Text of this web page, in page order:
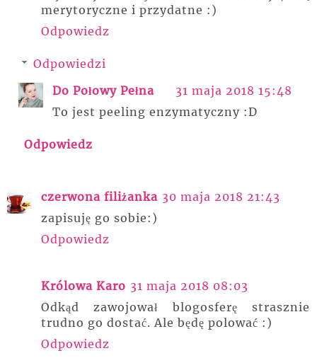
merytoryczne i przydatne :)
Odpowiedz
Odpowiedzi
Do Połowy Pełna
31 maja 2018 15:48
To jest peeling enzymatyczny :D
Odpowiedz
czerwona filiżanka 30 maja 2018 21:43
zapisuję go sobie:)
Odpowiedz
Królowa Karo 31 maja 2018 08:03
Odkąd zawojował blogosferę strasznie
trudno go dostać. Ale będę polować :)
Odpowiedz